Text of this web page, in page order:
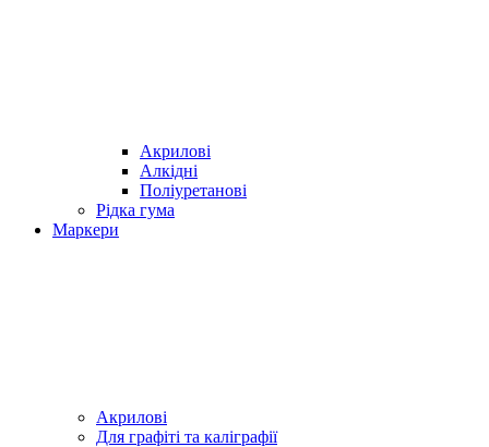
Акрилові
Алкідні
Поліуретанові
Рідка гума
Маркери
Акрилові
Для графіті та каліграфії